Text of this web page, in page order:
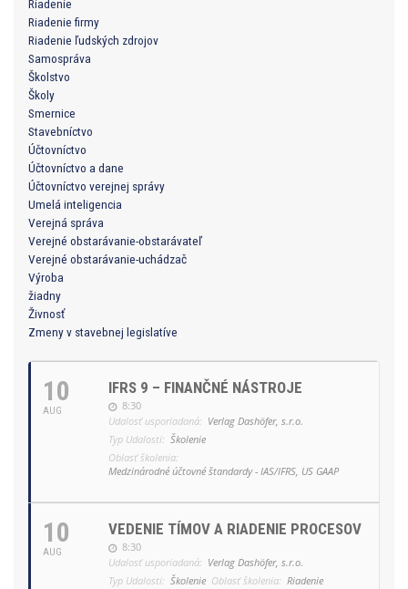
Riadenie
Riadenie firmy
Riadenie ľudských zdrojov
Samospráva
Školstvo
Školy
Smernice
Stavebníctvo
Účtovníctvo
Účtovníctvo a dane
Účtovníctvo verejnej správy
Umelá inteligencia
Verejná správa
Verejné obstarávanie-obstarávateľ
Verejné obstarávanie-uchádzač
Výroba
žiadny
Živnosť
Zmeny v stavebnej legislatíve
10
AUG
IFRS 9 – FINANČNÉ NÁSTROJE
8:30
Udalosť usporiadaná: Verlag Dashöfer, s.r.o.
Typ Udalosti: Školenie
Oblasť školenia:
Medzinárodné účtovné štandardy - IAS/IFRS, US GAAP
10
AUG
VEDENIE TÍMOV A RIADENIE PROCESOV
8:30
Udalosť usporiadaná: Verlag Dashöfer, s.r.o.
Typ Udalosti: Školenie Oblasť školenia: Riadenie